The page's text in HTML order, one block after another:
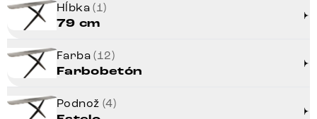
Hĺbka(1)
79 cm
Farba(12)
Farbobetón
Podnož (4)